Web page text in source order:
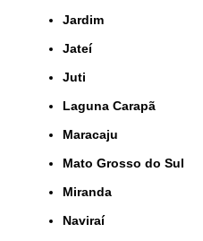
Jardim
Jateí
Juti
Laguna Carapã
Maracaju
Mato Grosso do Sul
Miranda
Naviraí